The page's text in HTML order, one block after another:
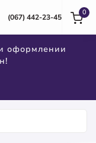
(067) 442-23-45
оформлении
0